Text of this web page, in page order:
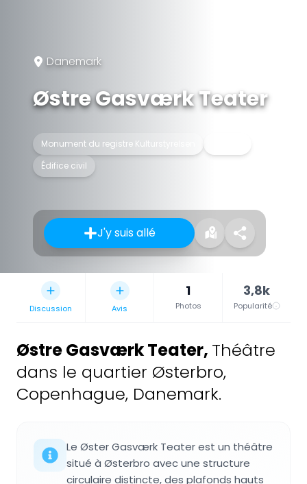
Danemark
Østre Gasværk Teater
Monument du registre Kulturstyrelsen
Édifice civil
J'y suis allé
Discussion Avis
1
Photos
3,8k
Popularité
Østre Gasværk Teater, Théâtre
dans le quartier Østerbro,
Copenhague, Danemark.
Le Øster Gasværk Teater est un théâtre
situé à Østerbro avec une structure
circulaire distincte, des plafonds hauts